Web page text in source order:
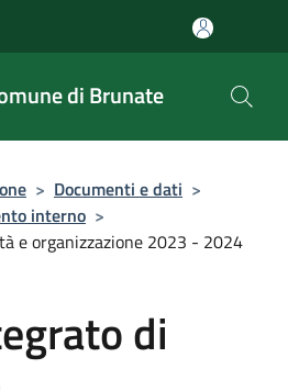
di Brunate
> Documenti e dati >
interno >
e organizzazione 2023 - 2024
di